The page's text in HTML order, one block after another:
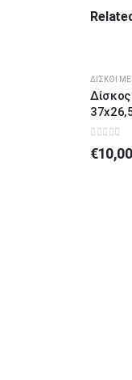
ΔΊΣΚΟΙ
0out of 5
€10,00